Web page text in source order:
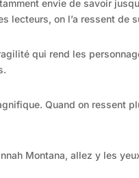
envie de savoir
lecteurs, on l’a ressent de
qui rend les
Quand on ressent
Montana, allez y les